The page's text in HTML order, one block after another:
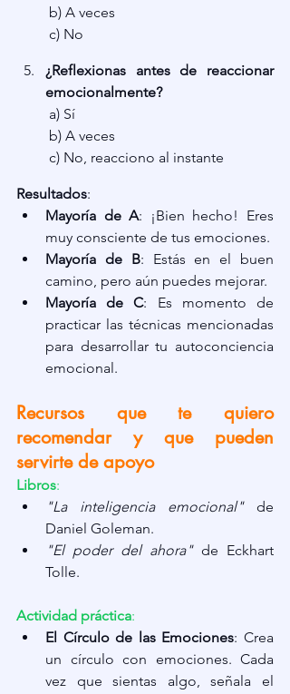
b) A veces
c) No
¿Reflexionas antes de reaccionar
emocionalmente?
a) Sí
b) A veces
c) No, reacciono al instante
Resultados:
Mayoría de A: ¡Bien hecho! Eres
muy consciente de tus emociones.
Mayoría de B: Estás en el buen
camino, pero aún puedes mejorar.
Mayoría de C: Es momento de
practicar las técnicas mencionadas
para desarrollar tu autoconciencia
emocional.
Recursos que te quiero
recomendar y que pueden
servirte de apoyo
Libros:
"La inteligencia emocional" de
Daniel Goleman.
"El poder del ahora" de Eckhart
Tolle.
Actividad práctica:
El Círculo de las Emociones: Crea
un círculo con emociones. Cada
vez que sientas algo, señala el